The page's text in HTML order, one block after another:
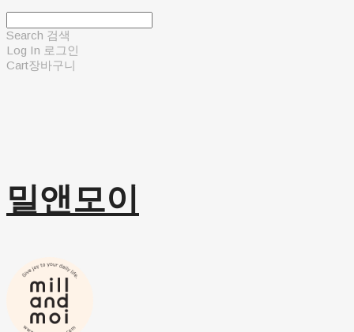
Search 검색
Log In 로그인
Cart장바구니
밀앤모이